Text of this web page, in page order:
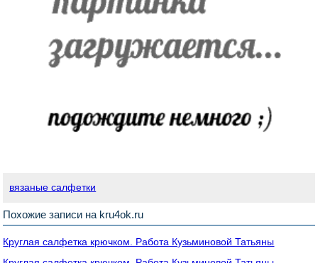
вязаные салфетки
Похожие записи на kru4ok.ru
Круглая салфетка крючком. Работа Кузьминовой Татьяны